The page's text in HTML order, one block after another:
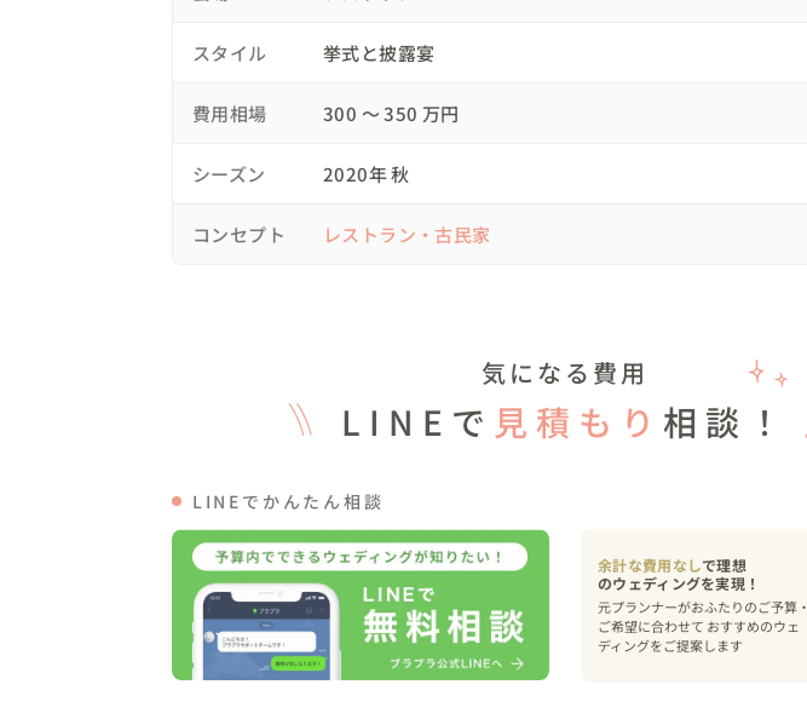
スタイル 挙式と披露宴
費用相場 300 〜 350 万円
シーズン 2020年 秋
コンセプト レストラン・古民家
気になる費用
LINEで 見積もり 相談！
LINEでかんたん相談
余計な費用なしで理想
元プランナーがおふたりのご予算・
ご希望に合わせて おすすめのウェ
ディングをご提案します